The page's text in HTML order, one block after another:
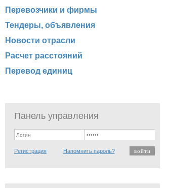
Перевозчики и фирмы
Тендеры, объявления
Новости отрасли
Расчет расстояний
Перевод единиц
Панель управления
Регистрация Напомнить пароль?